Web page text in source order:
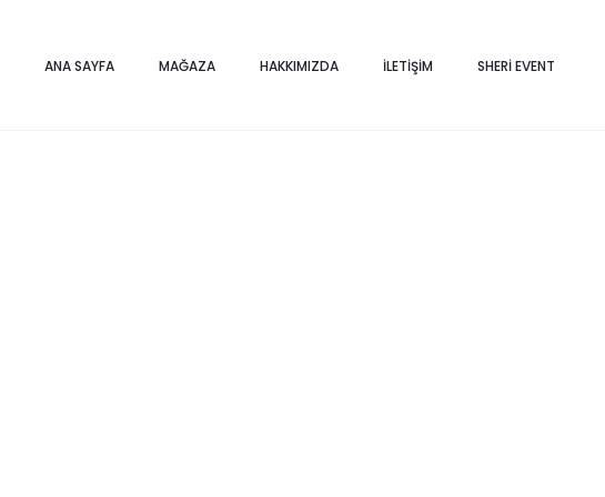
ANA SAYFA MAĞAZA HAKKIMIZDA İLETIŞIM SHERI EVENT